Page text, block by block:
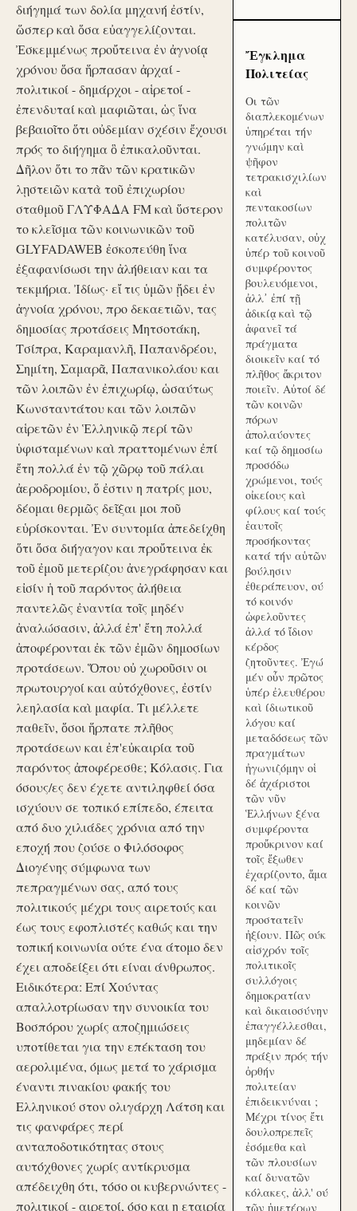
διήγημά των δολία μηχανή ἐστίν,
ὥσπερ καὶ ὅσα εὐαγγελίζονται.
Ἐσκεμμένως προὔτεινα ἐν ἀγνοίᾳ
χρόνου ὅσα ἥρπασαν ἀρχαί -
πολιτικοί - δημάρχοι - αἱρετοί -
ἐπενδυταί καὶ μαφιῶται, ὡς ἵνα
βεβαιοῖτο ὅτι οὐδεμίαν σχέσιν ἔχουσι
πρός το διήγημα ὃ ἐπικαλοῦνται.
Δῆλον ὅτι το πᾶν τῶν κρατικῶν
λῃστειῶν κατὰ τοῦ ἐπιχωρίου
σταθμοῦ ΓΛΥΦΑΔΑ FM καὶ ὕστερον
το κλεῖσμα τῶν κοινωνικῶν τοῦ
GLYFADAWEB ἐσκοπεύθη ἵνα
ἐξαφανίσωσι την ἀλήθειαν και τα
τεκμήρια. Ἰδίως· εἴ τις ὑμῶν ᾔδει ἐν
ἀγνοία χρόνου, προ δεκαετιῶν, τας
δημοσίας προτάσεις Μητσοτάκη,
Τσίπρα, Καραμανλῆ, Παπανδρέου,
Σημίτη, Σαμαρᾶ, Παπανικολάου και
τῶν λοιπῶν ἐν ἐπιχωρίῳ, ὡσαύτως
Κωνσταντάτου και τῶν λοιπῶν
αἱρετῶν ἐν Ἑλληνικῷ περί τῶν
ὑφισταμένων καὶ πραττομένων ἐπί
ἔτη πολλά ἐν τῷ χῶρῳ τοῦ πάλαι
ἀεροδρομίου, ὅ ἐστιν η πατρίς μου,
δέομαι θερμῶς δεῖξαι μοι ποῦ
εὑρίσκονται. Ἐν συντομία ἀπεδείχθη
ὅτι ὅσα διήγαγον και προὔτεινα ἐκ
τοῦ ἐμοῦ μετερίζου ἀνεγράφησαν και
εἰσίν ἡ τοῦ παρόντος ἀλήθεια
παντελῶς ἐναντία τοῖς μηδέν
ἀναλώσασιν, ἀλλά ἐπ' ἔτη πολλά
ἀποφέρονται ἐκ τῶν ἐμῶν δημοσίων
προτάσεων. Ὅπου οὐ χωροῦσιν οι
πρωτουργοί και αὐτόχθονες, ἐστίν
λεηλασία καὶ μαφία. Τι μέλλετε
παθεῖν, ὅσοι ἥρπατε πλῆθος
προτάσεων και ἐπ'εὐκαιρία τοῦ
παρόντος ἀποφέρεσθε; Κόλασις. Για
όσους/ες δεν έχετε αντιληφθεί όσα
ισχύουν σε τοπικό επίπεδο, έπειτα
από δυο χιλιάδες χρόνια από την
εποχή που ζούσε ο Φιλόσοφος
Διογένης σύμφωνα των
πεπραγμένων σας, από τους
πολιτικούς μέχρι τους αιρετούς και
έως τους εφοπλιστές καθώς και την
τοπική κοινωνία ούτε ένα άτομο δεν
έχει αποδείξει ότι είναι άνθρωπος.
Ειδικότερα: Επί Χούντας
απαλλοτρίωσαν την συνοικία του
Βοσπόρου χωρίς αποζημιώσεις
υποτίθεται για την επέκταση του
αερολιμένα, όμως μετά το χάρισμα
έναντι πινακίου φακής του
Ελληνικού στον ολιγάρχη Λάτση και
τις φανφάρες περί
ανταποδοτικότητας στους
αυτόχθονες χωρίς αντίκρυσμα
απέδειχθη ότι, τόσο οι κυβερνώντες -
πολιτικοί - αιρετοί, όσο και η εταιρία
Ἔγκλημα
Πολιτείας
Οι τῶν
διαπλεκομένων
ὑπηρέται τήν
γνώμην καὶ
ψῆφον
τετρακισχιλίων
καὶ
πεντακοσίων
πολιτῶν
κατέλυσαν, οὐχ
ὑπέρ τοῦ κοινοῦ
συμφέροντος
βουλευόμενοι,
ἀλλ᾽ ἐπί τῇ
ἀδικίᾳ καὶ τῷ
ἀφανεῖ τά
πράγματα
διοικεῖν καί τό
πλῆθος ἄκριτον
ποιεῖν. Αὐτοί δέ
τῶν κοινῶν
πόρων
ἀπολαύοντες
καί τῷ δημοσίω
προσόδω
χρώμενοι, τούς
οἰκείους καὶ
φίλους καί τούς
ἑαυτοῖς
προσήκοντας
κατά τήν αὑτῶν
βούλησιν
ἐθεράπευον, ού
τό κοινόν
ὠφελοῦντες
ἀλλά τό ἴδιον
κέρδος
ζητοῦντες. Ἐγώ
μέν οὖν πρῶτος
ὑπέρ ἐλευθέρου
καὶ ίδιωτικοῦ
λόγου καί
μεταδόσεως τῶν
πραγμάτων
ἠγωνιζόμην οἱ
δέ ἀχάριστοι
τῶν νῦν
Ἑλλήνων ξένα
συμφέροντα
προὔκρινον καί
τοῖς ἔξωθεν
ἐχαρίζοντο, ἅμα
δέ καί τῶν
κοινῶν
προστατεῖν
ἠξίουν. Πῶς ούκ
αἰσχρόν τοῖς
πολιτικοῖς
συλλόγοις
δημοκρατίαν
καὶ δικαιοσύνην
ἐπαγγέλλεσθαι,
μηδεμίαν δέ
πράξιν πρός τήν
ὀρθήν
πολιτείαν
ἐπιδεικνύναι ;
Μέχρι τίνος ἔτι
δουλοπρεπεῖς
ἐσόμεθα καὶ
τῶν πλουσίων
καί δυνατῶν
κόλακες, ἀλλ' ού
τῶν ἡμετέρων